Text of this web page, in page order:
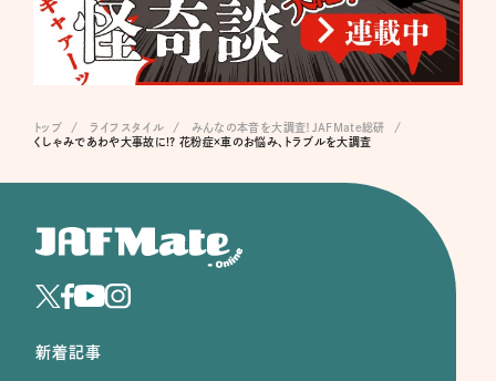
トップ ライフスタイル
みんなの本音を大調査！JAFMate総研
くしゃみであわや大事故に!? 花粉症×車のお悩み、トラブルを大調査
新着記事